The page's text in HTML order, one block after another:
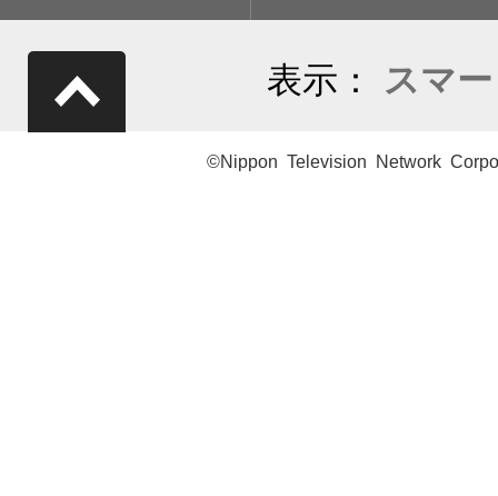
表示： スマ
©Nippon Television Network